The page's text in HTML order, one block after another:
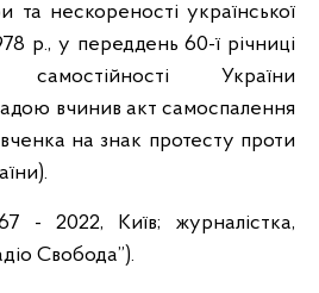
та нескореності української
р., у переддень 60-ї річниці
самостійності України
вчинив акт самоспалення
на знак протесту проти
- 2022, Київ; журналістка,
Свобода”).